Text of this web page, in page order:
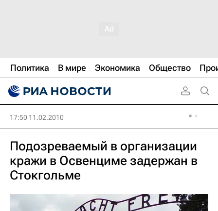
Политика В мире Экономика Общество
17:50 11.02.2010
Подозреваемый в организации
кражи в Освенциме задержан в
Стокгольме